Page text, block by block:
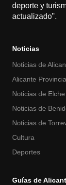
deporte y
actualizado".
Noticias
Noticias de
Alicante Provincia
Noticias de Elche
Noticias de
Noticias de
Cultura
Deportes
Guías de